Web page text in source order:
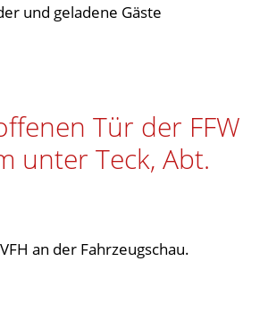
und geladene Gäste
Tür der FFW
unter Teck, Abt.
an der Fahrzeugschau.